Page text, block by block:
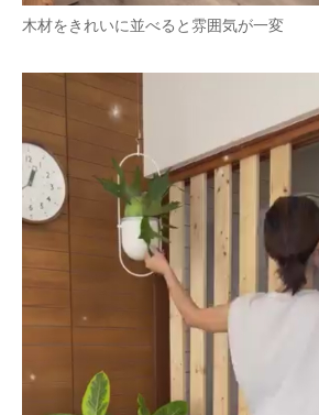
木材をきれいに並べると雰囲気が一変